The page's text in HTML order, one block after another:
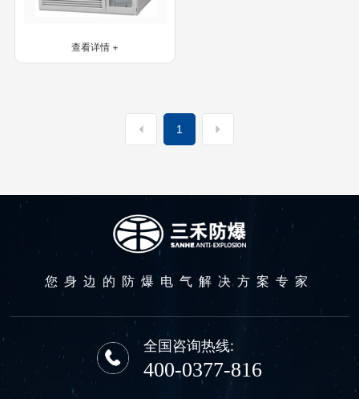
查看详情 +
1
您身边的防爆电气解决方案专家
全国咨询热线:
400-0377-816